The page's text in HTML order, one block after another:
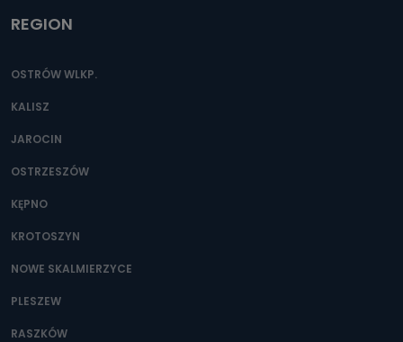
REGION
OSTRÓW WLKP.
KALISZ
JAROCIN
OSTRZESZÓW
KĘPNO
KROTOSZYN
NOWE SKALMIERZYCE
PLESZEW
RASZKÓW